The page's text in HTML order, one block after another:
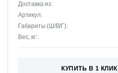
Доставка из:
Артикул:
Габариты (Ш/В/Г):
Вес, кг:
КУПИТЬ В 1 КЛИК